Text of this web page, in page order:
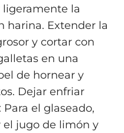
ligeramente la
harina. Extender la
y cortar con
en una
de hornear y
Dejar enfriar
el glaseado,
el jugo de limón y